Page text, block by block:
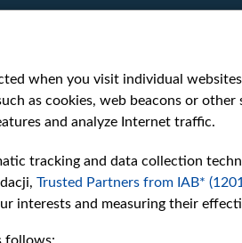
О нас
Ценности «Белсата»
Как нас смотреть
Награды
Как нас поддержать
Давление со стороны
беларусских властей
when you visit individual
as cookies, web beacons or
and analyze Internet traffic.
tracking and data collection
Trusted Partners from IAB*
interests and measuring their